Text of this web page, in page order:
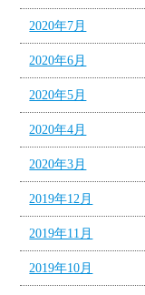
2020年7月
2020年6月
2020年5月
2020年4月
2020年3月
2019年12月
2019年11月
2019年10月